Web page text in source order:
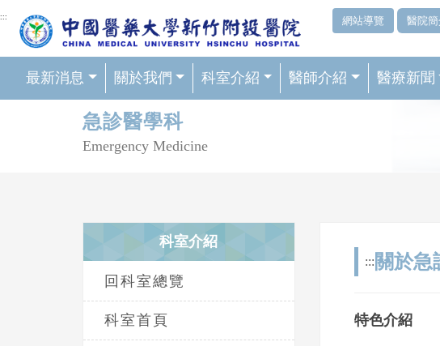
網頁頂端重要消息及連結
::: 網站導覽 醫院簡
最新消息 關於我們 科室介紹 醫師介紹 醫療新聞
急診醫學科
Emergency Medicine
科室介紹
回科室總覽
科室首頁
::: 關於急
特色介紹